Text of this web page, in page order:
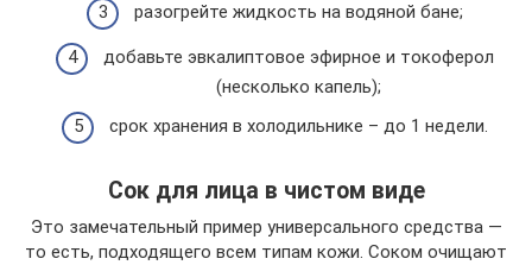
разогрейте жидкость на водяной бане;
добавьте эвкалиптовое эфирное и токоферол
(несколько капель);
срок хранения в холодильнике – до 1 недели.
Сок для лица в чистом виде
Это замечательный пример универсального средства —
то есть, подходящего всем типам кожи. Соком очищают